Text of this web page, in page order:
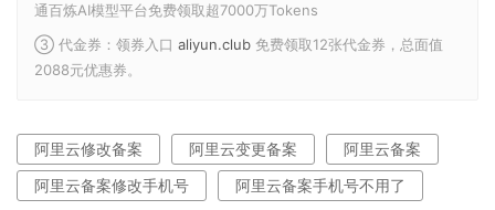
通百炼AI模型平台免费领取超7000万Tokens
③ 代金券：领券入口 aliyun.club 免费领取12张代金券，总面值
2088元优惠券。
阿里云修改备案 阿里云变更备案
阿里云备案
阿里云备案修改手机号
阿里云备案手机号不用了